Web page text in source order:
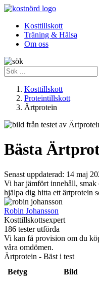
Kosttillskott
Träning & Hälsa
Om oss
Kosttillskott
Proteintillskott
Ärtprotein
Bästa
Senast uppdaterad: 14 maj
Vi har jämfört innehåll,
hjälpa dig hitta ett ärtprotein
Robin Johansson
Kosttillskottsexpert
186 tester utförda
Vi kan få provision om du
våra omdömen.
Ärtprotein - Bäst i test
Betyg
Bild